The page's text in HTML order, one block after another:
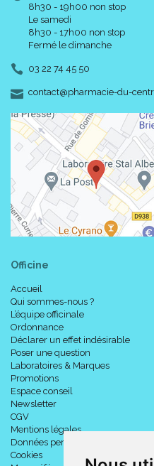
8h30 - 19h00 non stop
Le samedi
8h30 - 17h00 non stop
Fermé le dimanche
03 22 74 45 50
contact-
@-
pharmacie-du-
Officine
Accueil
Qui sommes-nous ?
L’équipe officinale
Ordonnance
Déclarer un effet indésirable
Poser une question
Laboratoires & Marques
Promotions
Espace conseil
Newsletter
CGV
Mentions légales
Données personnelles
Cookies